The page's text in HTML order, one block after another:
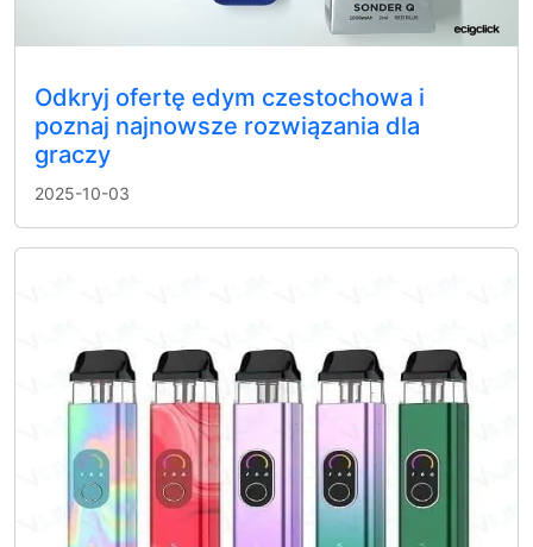
Odkryj ofertę edym czestochowa i
poznaj najnowsze rozwiązania dla
graczy
2025-10-03